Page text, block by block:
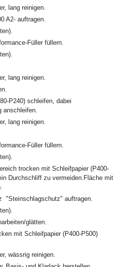
lang reinigen.
A2- auftragen.
Füller füllern.
lang reinigen.
P240) schleifen, dabei
anschleifen.
lang reinigen.
Füller füllern.
trocken mit Schleifpapier (P400-
Durchschliff zu vermeiden.Fläche mit
"Steinschlagschutz" auftragen.
glätten.
mit Schleifpapier (P400-P500)
wässrig reinigen.